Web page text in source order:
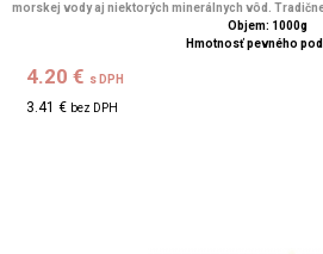
morskej vody aj niektorých minerálnych vôd. Tradične
Objem: 1000g
Hmotnosť pevného
4.20 € s DPH
3.41 € bez DPH